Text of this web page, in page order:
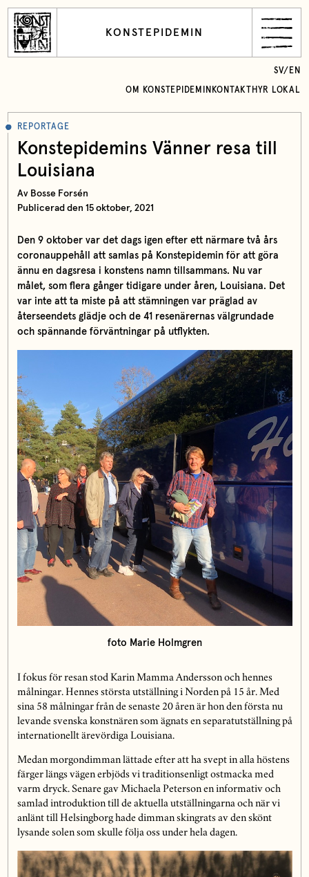
KONSTEPIDEMIN
OM KONSTEPIDEMIN KONTAKT HYR LOKAL
SV/ EN
REPORTAGE
Konstepidemins Vänner resa till
Louisiana
Av Bosse Forsén
Publicerad den 15 oktober, 2021
Den 9 oktober var det dags igen efter ett närmare två års
coronauppehåll att samlas på Konstepidemin för att göra
ännu en dagsresa i konstens namn tillsammans. Nu var
målet, som flera gånger tidigare under åren, Louisiana. Det
var inte att ta miste på att stämningen var präglad av
återseendets glädje och de 41 resenärernas välgrundade
och spännande förväntningar på utflykten.
foto Marie Holmgren
I fokus för resan stod Karin Mamma Andersson och hennes
målningar. Hennes största utställning i Norden på 15 år. Med
sina 58 målningar från de senaste 20 åren är hon den första nu
levande svenska konstnären som ägnats en separatutställning på
internationellt ärevördiga Louisiana.
Medan morgondimman lättade efter att ha svept in alla höstens
färger längs vägen erbjöds vi traditionsenligt ostmacka med
varm dryck. Senare gav Michaela Peterson en informativ och
samlad introduktion till de aktuella utställningarna och när vi
anlänt till Helsingborg hade dimman skingrats av den skönt
lysande solen som skulle följa oss under hela dagen.